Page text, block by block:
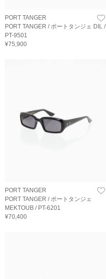
PORT TANGER
PORT TANGER / ポートタンジェ DIL /
PT-9501
¥75,900
PORT TANGER
PORT TANGER / ポートタンジェ
MEKTOUB / PT-6201
¥70,400